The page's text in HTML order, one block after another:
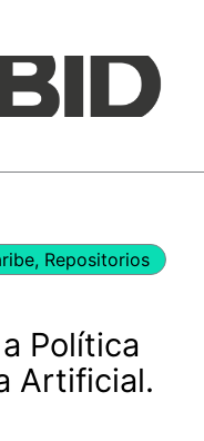
, Repositorios
Política
Artificial.